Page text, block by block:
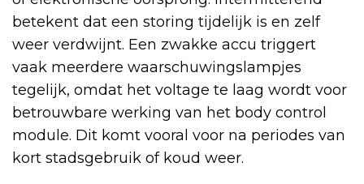
betekent dat een storing tijdelijk is en zelf
weer verdwijnt. Een zwakke accu triggert
vaak meerdere waarschuwingslampjes
tegelijk, omdat het voltage te laag wordt voor
betrouwbare werking van het body control
module. Dit komt vooral voor na periodes van
kort stadsgebruik of koud weer.